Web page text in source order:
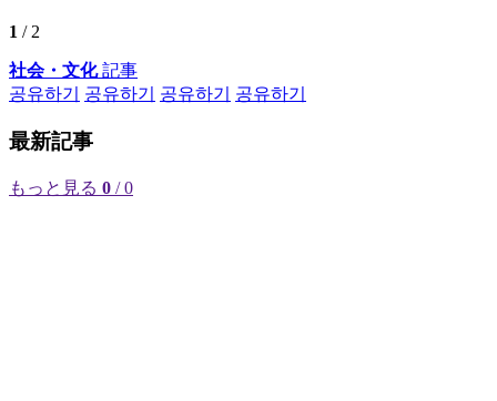
1 / 2
社会・文化記事
공유하기
공유하기 공유하기 공유하기
最新記事
もっと見る 0 / 0